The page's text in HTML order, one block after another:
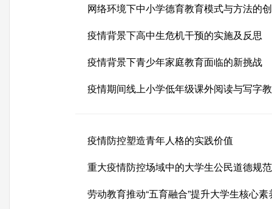
网络环境下中小学德育教育模式与方法的
疫情背景下高中生危机干预的实施及反思
疫情背景下青少年家庭教育面临的新挑战
疫情期间线上小学低年级课外阅读与写字
疫情防控塑造青年人格的实践价值
重大疫情防控场域中的大学生公民道德规